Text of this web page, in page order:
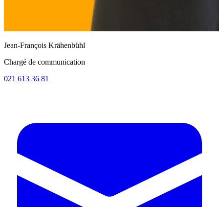
Jean-François Krähenbühl
Chargé de communication
021 613 36 81